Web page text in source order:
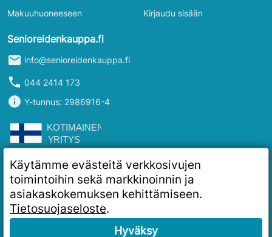
Makuuhuoneeseen
Kirjaudu sisään
Senioreidenkauppa.fi
mail info@senioreidenkauppa.fi
phone 044 2414 173
info Y-tunnus: 2986916-4
Käytämme evästeitä verkkosivujen
toimintoihin sekä markkinoinnin ja
asiakaskokemuksen kehittämiseen.
Tietosuojaseloste.
Hyväksy